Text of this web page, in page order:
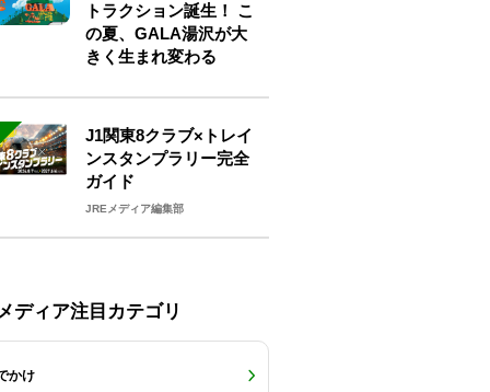
トラクション誕生！ こ
の夏、GALA湯沢が大
きく生まれ変わる
J1関東8クラブ×トレイ
ンスタンプラリー完全
ガイド
JREメディア編集部
ディア注目カテゴリ
かけ